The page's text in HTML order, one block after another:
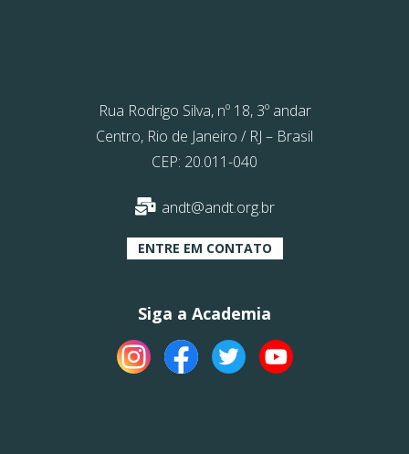
Rua Rodrigo Silva, nº 18, 3º andar
Centro, Rio de Janeiro / RJ – Brasil
CEP: 20.011-040
andt@andt.org.br
ENTRE EM CONTATO
Siga a Academia